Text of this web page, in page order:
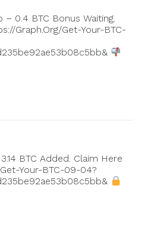
0.4 BTC Bonus Waiting.
graph.org/Get-Your-BTC-
BTC Added. Claim Here
Your-BTC-09-04?